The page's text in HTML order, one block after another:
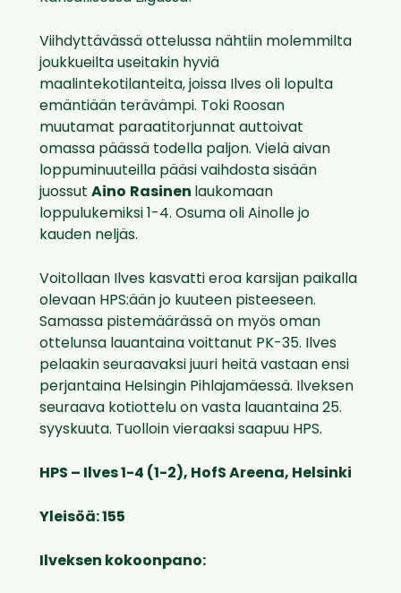
Viihdyttävässä ottelussa nähtiin molemmilta
joukkueilta useitakin hyviä
maalintekotilanteita, joissa Ilves oli lopulta
emäntiään terävämpi. Toki Roosan
muutamat paraatitorjunnat auttoivat
omassa päässä todella paljon. Vielä aivan
loppuminuuteilla pääsi vaihdosta sisään
juossut Aino Rasinen laukomaan
loppulukemiksi 1-4. Osuma oli Ainolle jo
kauden neljäs.
Voitollaan Ilves kasvatti eroa karsijan paikalla
olevaan HPS:ään jo kuuteen pisteeseen.
Samassa pistemäärässä on myös oman
ottelunsa lauantaina voittanut PK-35. Ilves
pelaakin seuraavaksi juuri heitä vastaan ensi
perjantaina Helsingin Pihlajamäessä. Ilveksen
seuraava kotiottelu on vasta lauantaina 25.
syyskuuta. Tuolloin vieraaksi saapuu HPS.
HPS – Ilves 1-4 (1-2), HofS Areena, Helsinki
Yleisöä: 155
Ilveksen kokoonpano: